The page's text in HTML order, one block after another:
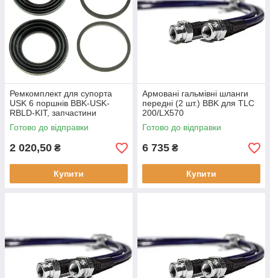
Ремкомплект для супорта
USK 6 поршнів BBK-USK-
RBLD-KIT, запчастини
Готово до відправки
2 020,50 ₴
Купити
Армовані гальмівні шланги
передні (2 шт.) BBK для TLC
200/LX570
Готово до відправки
6 735 ₴
Купити